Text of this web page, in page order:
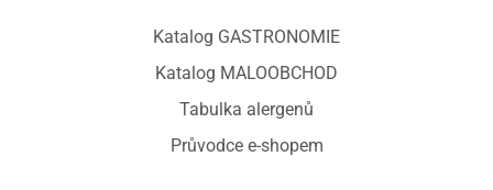
Katalog GASTRONOMIE
Katalog MALOOBCHOD
Tabulka alergenů
Průvodce e-shopem